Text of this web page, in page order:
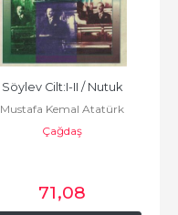
Söylev Cilt:I-II / Nutuk
Mustafa Kemal Atatürk
Çağdaş
71,08